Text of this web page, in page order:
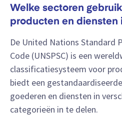
Welke sectoren
producten en diensten
De United Nations Standard
Code (UNSPSC) is een
classificatiesysteem voor
biedt een
goederen en diensten in
categorieën in te delen.